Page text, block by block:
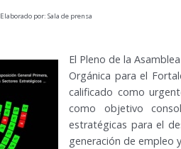
Elaborado por: Sala de prensa
El Pleno de la
Orgánica para el
calificado como
como objetivo
estratégicas para el
generación de empleo